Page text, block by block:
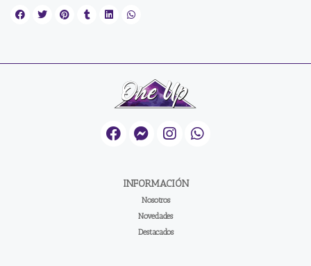
INFORMACIÓN
Nosotros
Novedades
Destacados